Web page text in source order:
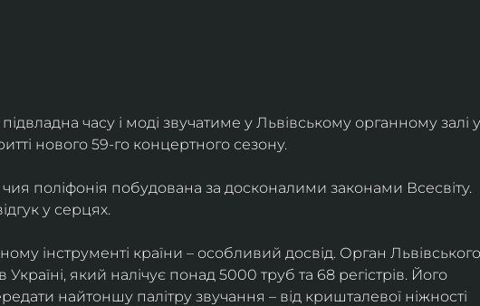
часу і моді звучатиме у Львівському органному залі
нового 59-го концертного сезону.
поліфонія побудована за досконалими законами Всесвіту.
у серцях.
інструменті країни – особливий досвід. Орган Львівського
який налічує понад 5000 труб та 68 регістрів. Його
найтоншу палітру звучання – від кришталевої ніжності